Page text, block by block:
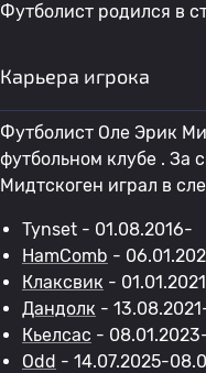
Футболист родился в
Карьера игрока
Футболист Оле Эрик
футбольном клубе . За
Мидтскоген играл в
Tynset - 01.08.2016-
HamComb -
Клаксвик -
Дандолк -
Кьелсас -
Odd - 14.07.2025-